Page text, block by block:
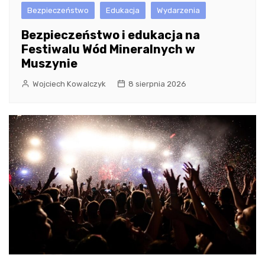
Bezpieczeństwo Edukacja Wydarzenia
Bezpieczeństwo i edukacja na
Festiwalu Wód Mineralnych w
Muszynie
Wojciech Kowalczyk 8 sierpnia 2026